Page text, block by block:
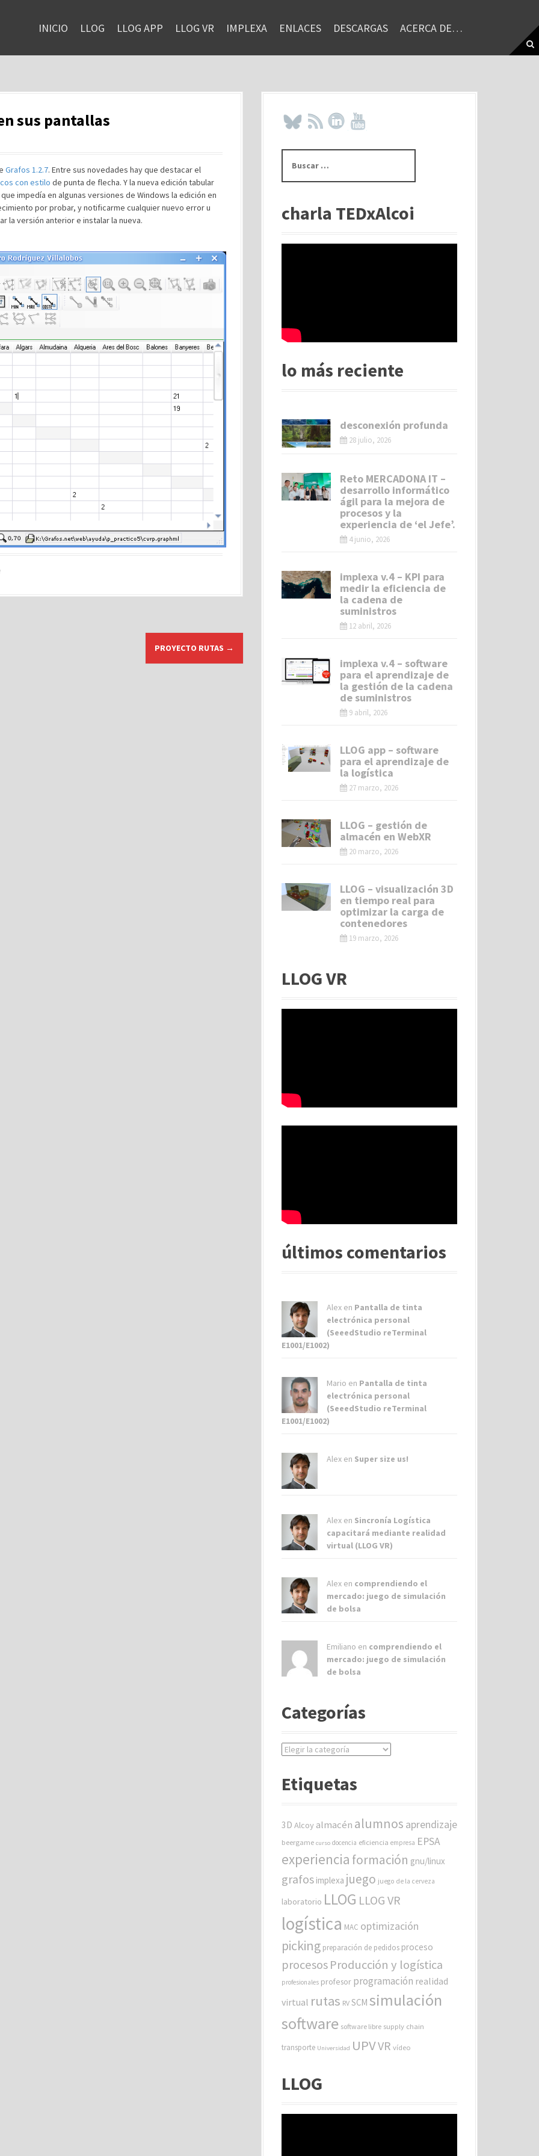
INICIO LLOG LLOG APP LLOG VR IMPLEXA ENLACES DESCARGAS ACERCA DE…
sus pantallas
Grafos 1.2.7. Entre sus novedades hay que destacar el
con estilo de punta de flecha. Y la nueva edición tabular
impedía en algunas versiones de Windows la edición en
por probar, y notificarme cualquier nuevo error u
la versión anterior e instalar la nueva.
PROYECTO RUTAS →
s
rcharla TEDxAlcoi
lo más reciente
desconexión profunda
28 julio, 2026
Reto MERCADONA IT –
desarrollo informático
ágil para la mejora de
procesos y la
experiencia de ‘el Jefe’.
4 junio, 2026
implexa v.4 – KPI para
medir la eficiencia de
la cadena de
suministros
12 abril, 2026
implexa v.4 – software
para el aprendizaje de
la gestión de la cadena
de suministros
9 abril, 2026
LLOG app – software
para el aprendizaje de
la logística
27 marzo, 2026
LLOG – gestión de
almacén en WebXR
20 marzo, 2026
LLOG – visualización 3D
en tiempo real para
optimizar la carga de
contenedores
19 marzo, 2026
LLOG VR
últimos comentarios
Alex en Pantalla de tinta
electrónica personal
(SeeedStudio reTerminal
E1001/E1002)
Mario en Pantalla de tinta
electrónica personal
(SeeedStudio reTerminal
E1001/E1002)
Alex en Super size us!
Alex en Sincronía Logística
capacitará mediante realidad
virtual (LLOG VR)
Alex en comprendiendo el
mercado: juego de simulación
de bolsa
Emiliano en comprendiendo el
mercado: juego de simulación
de bolsa
Categorías
C
e
r
s
Etiquetas
3D Alcoy almacén alumnos aprendizaje
beergame curso docencia eficiencia empresa EPSA
experiencia formación gnu/linux
grafos implexa juego juego de la cerveza
laboratorio LLOG LLOG VR
logística MAC optimización
picking preparación de pedidos proceso
procesosProducción y logística
profesionales profesor programación realidad
virtual rutas RV SCM simulación
software software libre supply chain
transporte Universidad UPVVR vídeo
LLOG